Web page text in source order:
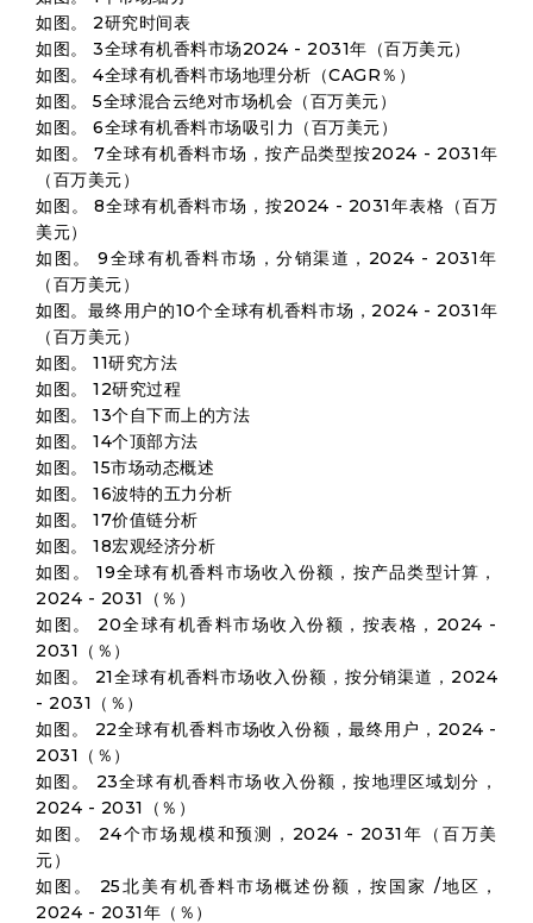
如图。 2研究时间表
如图。 3全球有机香料市场2024 - 2031年（百万美元）
如图。 4全球有机香料市场地理分析（CAGR％）
如图。 5全球混合云绝对市场机会（百万美元）
如图。 6全球有机香料市场吸引力（百万美元）
如图。 7全球有机香料市场，按产品类型按2024 - 2031年
（百万美元）
如图。 8全球有机香料市场，按2024 - 2031年表格（百万
美元）
如图。 9全球有机香料市场，分销渠道，2024 - 2031年
（百万美元）
如图。最终用户的10个全球有机香料市场，2024 - 2031年
（百万美元）
如图。 11研究方法
如图。 12研究过程
如图。 13个自下而上的方法
如图。 14个顶部方法
如图。 15市场动态概述
如图。 16波特的五力分析
如图。 17价值链分析
如图。 18宏观经济分析
如图。 19全球有机香料市场收入份额，按产品类型计算，
2024 - 2031（％）
如图。 20全球有机香料市场收入份额，按表格，2024 -
2031（％）
如图。 21全球有机香料市场收入份额，按分销渠道，2024
- 2031（％）
如图。 22全球有机香料市场收入份额，最终用户，2024 -
2031（％）
如图。 23全球有机香料市场收入份额，按地理区域划分，
2024 - 2031（％）
如图。 24个市场规模和预测，2024 - 2031年（百万美
元）
如图。 25北美有机香料市场概述份额，按国家 /地区，
2024 - 2031年（％）